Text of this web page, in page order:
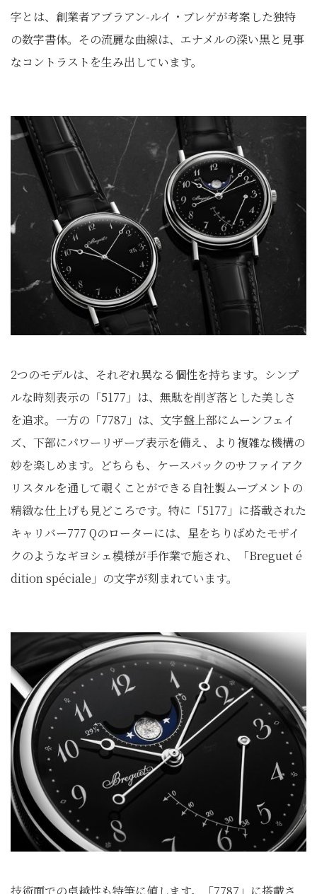
字とは、創業者アブラアン-ルイ・ブレゲが考案した独特
の数字書体。その流麗な曲線は、エナメルの深い黒と見事
なコントラストを生み出しています。
2つのモデルは、それぞれ異なる個性を持ちます。シンプ
ルな時刻表示の「5177」は、無駄を削ぎ落とした美しさ
を追求。一方の「7787」は、文字盤上部にムーンフェイ
ズ、下部にパワーリザーブ表示を備え、より複雑な機構の
妙を楽しめます。どちらも、ケースバックのサファイアク
リスタルを通して覗くことができる自社製ムーブメントの
精緻な仕上げも見どころです。特に「5177」に搭載された
キャリバー777 Qのローターには、星をちりばめたモザイ
クのようなギヨシェ模様が手作業で施され、「Breguet é
dition spéciale」の文字が刻まれています。